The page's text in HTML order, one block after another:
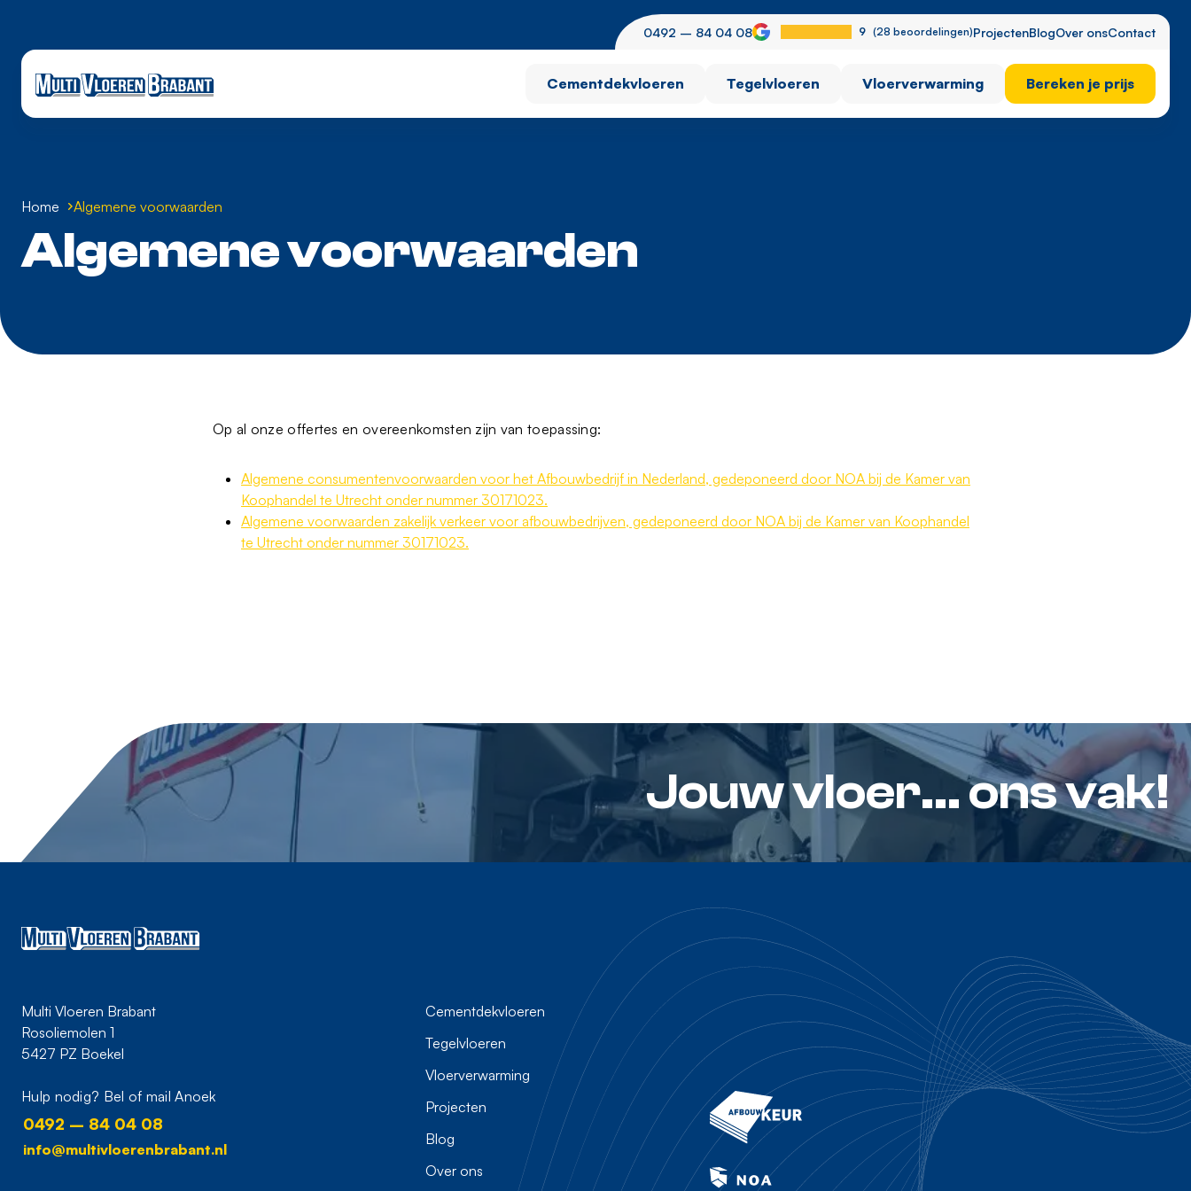
0492 – 84 04 08 9 (28 beoordelingen)ProjectenBlogOver onsContact
Cementdekvloeren Tegelvloeren Vloerverwarming Bereken je prijs
Home Algemene voorwaarden
Algemene voorwaarden
Op al onze offertes en overeenkomsten zijn van toepassing:
Algemene consumentenvoorwaarden voor het Afbouwbedrijf in Nederland, gedeponeerd door NOA bij de Kamer van
Koophandel te Utrecht onder nummer 30171023.
Algemene voorwaarden zakelijk verkeer voor afbouwbedrijven, gedeponeerd door NOA bij de Kamer van Koophandel
te Utrecht onder nummer 30171023.
Jouw vloer... ons vak!
Multi Vloeren Brabant
Rosoliemolen 1
5427 PZ Boekel
Hulp nodig? Bel of mail Anoek
0492 – 84 04 08
info@multivloerenbrabant.nl
Cementdekvloeren
Tegelvloeren
Vloerverwarming
Projecten
Blog
Over ons